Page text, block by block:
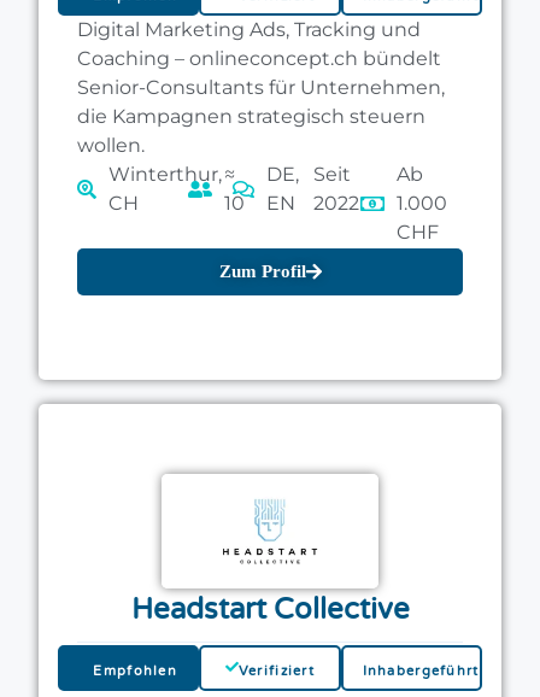
Digital Marketing Ads, Tracking und
Coaching – onlineconcept.ch bündelt
Senior-Consultants für Unternehmen,
die Kampagnen strategisch steuern
wollen.
Winterthur,
CH
≈
10
DE,
EN
Seit
2022
Ab
1.000
CHF
Zum Profil
Headstart Collective
Empfohlen Verifiziert Inhabergeführt